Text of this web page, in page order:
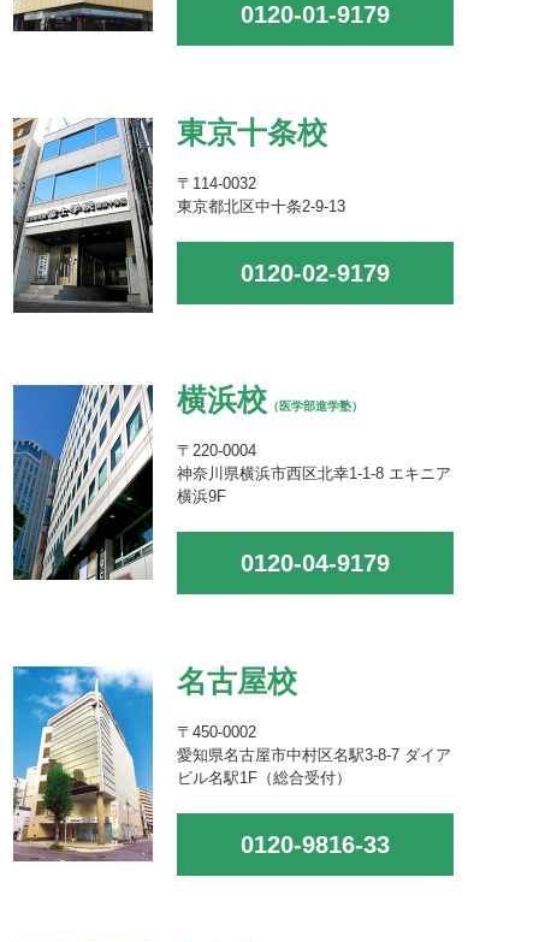
0120-01-9179
東京十条校
〒114-0032
東京都北区中十条2-9-13
0120-02-9179
横浜校 （医学部進学塾）
〒220-0004
神奈川県横浜市西区北幸1-1-8 エキニア
横浜9F
0120-04-9179
名古屋校
〒450-0002
愛知県名古屋市中村区名駅3-8-7 ダイア
ビル名駅1F（総合受付）
0120-9816-33